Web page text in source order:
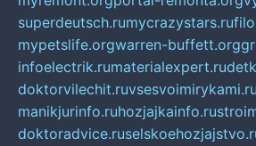
superdeutsch.rumycrazystars.ru
mypetslife.orgwarren-buffett.org
infoelectrik.rumaterialexpert.ru
doktorvilechit.ruvsesvoimirykami.ru
manikjurinfo.ruhozjajkainfo.ru
doktoradvice.ru